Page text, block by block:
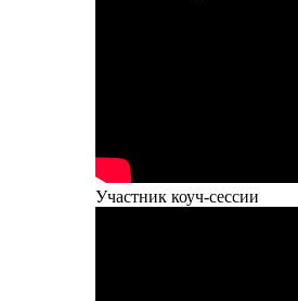
Участник коуч-сессии